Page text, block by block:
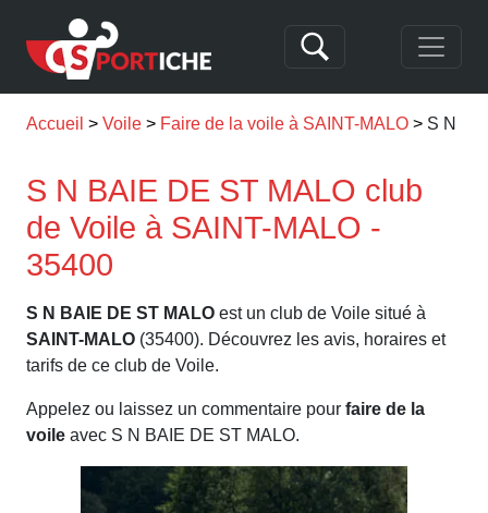
Accueil Voile Faire de la voile à SAINT-MALO S N
S N BAIE DE ST MALO club
de Voile à SAINT-MALO -
35400
S N BAIE DE ST MALO est un club de Voile situé à
SAINT-MALO (35400). Découvrez les avis, horaires et
tarifs de ce club de Voile.
Appelez ou laissez un commentaire pour faire de la
voile avec S N BAIE DE ST MALO.